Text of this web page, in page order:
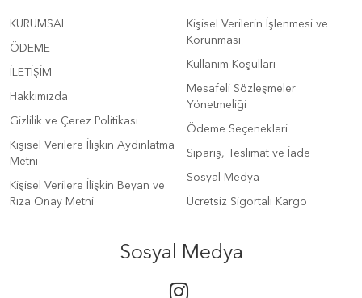
KURUMSAL
ÖDEME
İLETİŞİM
Hakkımızda
Gizlilik ve Çerez Politikası
Kişisel Verilere İlişkin Aydınlatma
Metni
Kişisel Verilere İlişkin Beyan ve
Rıza Onay Metni
Kişisel Verilerin İşlenmesi ve
Korunması
Kullanım Koşulları
Mesafeli Sözleşmeler
Yönetmeliği
Ödeme Seçenekleri
Sipariş, Teslimat ve İade
Sosyal Medya
Ücretsiz Sigortalı Kargo
Sosyal Medya